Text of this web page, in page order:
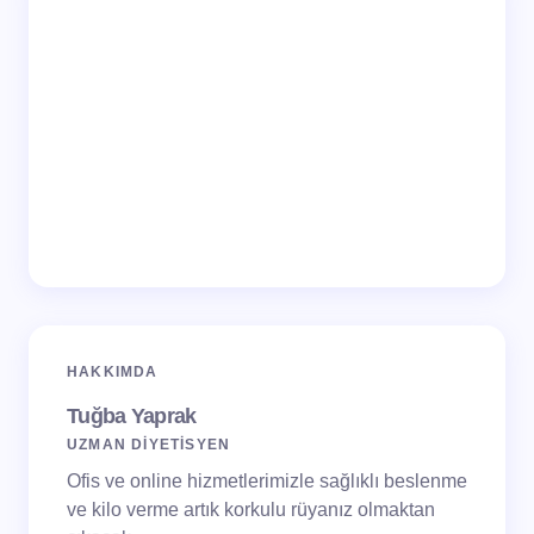
HAKKIMDA
Tuğba Yaprak
UZMAN DİYETİSYEN
Ofis ve online hizmetlerimizle sağlıklı beslenme
ve kilo verme artık korkulu rüyanız olmaktan